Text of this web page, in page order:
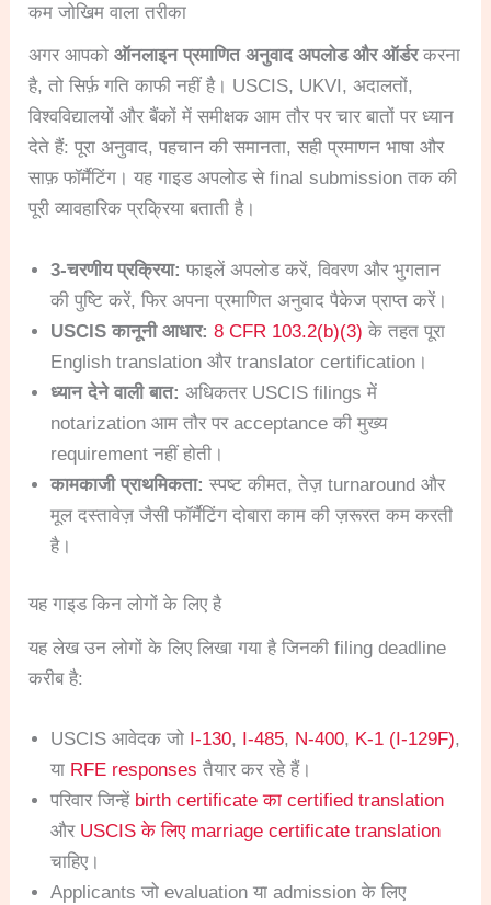
कम जोखिम वाला तरीका
अगर आपकोऑनलाइन प्रमाणित अनुवाद अपलोड और ऑर्डरकरना
है, तो सिर्फ़ गति काफी नहीं है। USCIS, UKVI, अदालतों,
विश्वविद्यालयों और बैंकों में समीक्षक आम तौर पर चार बातों पर ध्यान
देते हैं: पूरा अनुवाद, पहचान की समानता, सही प्रमाणन भाषा और
साफ़ फॉर्मैटिंग। यह गाइड अपलोड से final submission तक की
पूरी व्यावहारिक प्रक्रिया बताती है।
3-चरणीय प्रक्रिया: फाइलें अपलोड करें, विवरण और भुगतान
की पुष्टि करें, फिर अपना प्रमाणित अनुवाद पैकेज प्राप्त करें।
USCIS कानूनी आधार: 8 CFR 103.2(b)(3) के तहत पूरा
English translation और translator certification।
ध्यान देने वाली बात: अधिकतर USCIS filings में
notarization आम तौर पर acceptance की मुख्य
requirement नहीं होती।
कामकाजी प्राथमिकता: स्पष्ट कीमत, तेज़ turnaround और
मूल दस्तावेज़ जैसी फॉर्मैटिंग दोबारा काम की ज़रूरत कम करती
है।
यह गाइड किन लोगों के लिए है
यह लेख उन लोगों के लिए लिखा गया है जिनकी filing deadline
करीब है:
USCIS आवेदक जो I-130, I-485, N-400, K-1 (I-129F),
या RFE responses तैयार कर रहे हैं।
परिवार जिन्हें birth certificate का certified translation
और USCIS के लिए marriage certificate translation
चाहिए।
Applicants जो evaluation या admission के लिए